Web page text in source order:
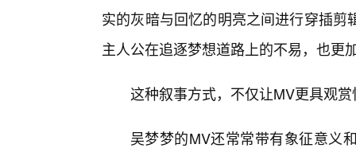
实的灰暗与回忆的明亮之间进行穿插
主人公在追逐梦想道路上的不易，也更
这种叙事方式，不仅让MV更具观
吴梦梦的MV还常常带有象征意义